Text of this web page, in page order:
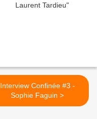
Interview Confinée #3 -
Sophie Faguin >